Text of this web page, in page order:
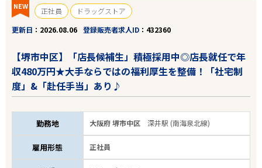
NEW 正社員
ドラッグストア
更新日
2026.08.06 登録販売者求人ID 432360
【堺市中区】「店長候補生」積極採用中◎店長就任で年
収480万円★大手ならではの福利厚生を整備！「社宅制
度」&「赴任手当」あり♪
勤務地 大阪府 堺市中区 深井駅 (南海泉北線)
雇用形態 正社員